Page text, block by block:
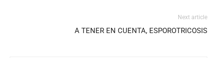
Next article
A TENER EN CUENTA, ESPOROTRICOSIS